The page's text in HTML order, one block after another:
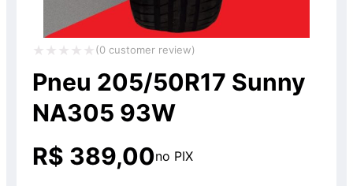
Avaliação
0
de
(0 customer review)
Pneu 205/50R17 Sunny
NA305 93W
R$ 389,00no PIX